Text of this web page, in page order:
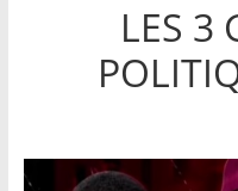
LES 3